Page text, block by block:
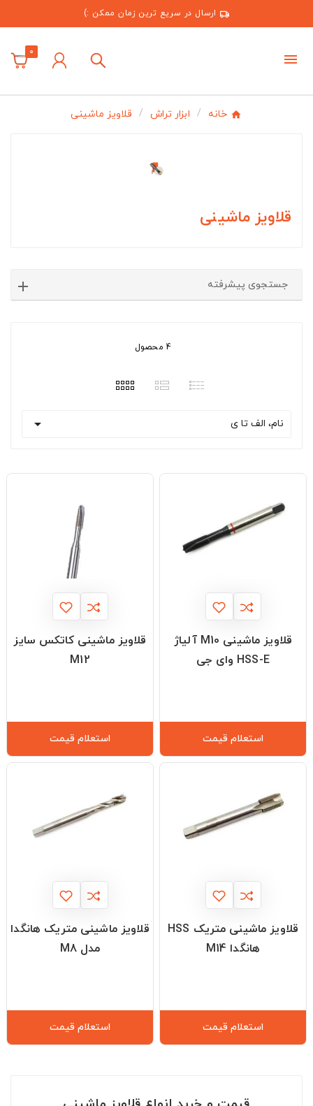
ارسال در سریع ترین زمان ممکن :)
0
خانه ابزار تراش قلاویز ماشینی
قلاویز ماشینی
جستجوی پیشرفته
4 محصول
نام، الف تا ی 
قلاویز ماشینی M10 آلیاژ
HSS-E وای جی
استعلام قیمت
قلاویز ماشینی کاتکس سایز
M12
استعلام قیمت
قلاویز ماشینی متریک HSS
هانگدا M14
استعلام قیمت
قلاویز ماشینی متریک هانگدا
مدل M8
استعلام قیمت